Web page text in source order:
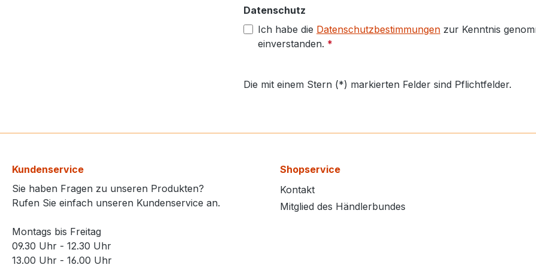
Datenschutz
Ich habe die Datenschutzbestimmungen zur Kenntnis
einverstanden. *
Die mit einem Stern (*) markierten Felder sind Pflichtfelder.
Kundenservice
Sie haben Fragen zu unseren Produkten?
Rufen Sie einfach unseren Kundenservice an.
Montags bis Freitag
09.30 Uhr - 12.30 Uhr
13.00 Uhr - 16.00 Uhr
Shopservice
Kontakt
Mitglied des Händlerbundes